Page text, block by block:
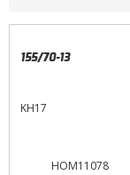
HOM11078
155/70-13
KH17